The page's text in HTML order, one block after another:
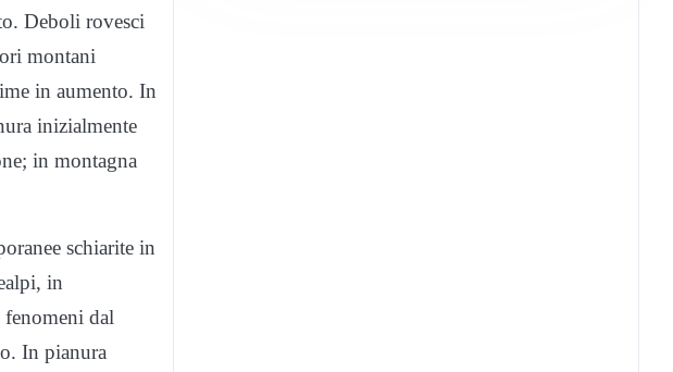
Deboli rovesci
montani
in aumento. In
inizialmente
in montagna
schiarite in
in
dal
In pianura